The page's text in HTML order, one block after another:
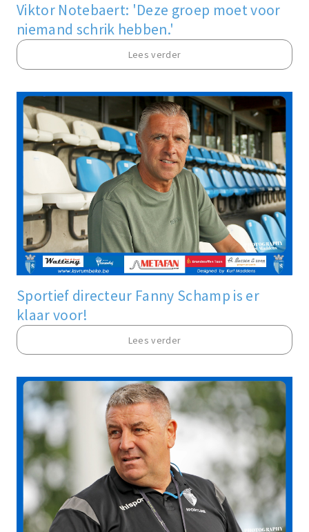
Viktor Notebaert: 'Deze groep moet voor
niemand schrik hebben.'
Lees verder
Sportief directeur Fanny Schamp is er
klaar voor!
Lees verder